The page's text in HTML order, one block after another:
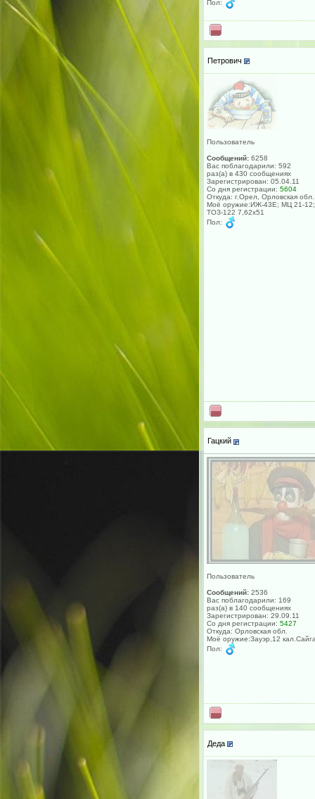
Пол:
Петрович
Пользователь
Сообщений: 6258
Вас поблагодарили: 592
раз(а) в 430 сообщениях
Зарегистрирован: 05.04.11
Со дня регистрации: 5604
Откуда: г.Орел, Орловская
Моё оружие:ИЖ-43Е; МЦ 21-12;
ТОЗ-122 7,62х51
Пол:
Гацкий
Пользователь
Сообщений: 2536
Вас поблагодарили: 169
раз(а) в 140 сообщениях
Зарегистрирован: 29.09.11
Со дня регистрации: 5427
Откуда: Орловская обл.
Моё оружие:Зауэр,12
Пол:
Деда